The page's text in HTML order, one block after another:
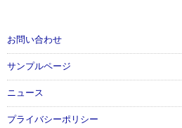
お問い合わせ
サンプルページ
ニュース
プライバシーポリシー